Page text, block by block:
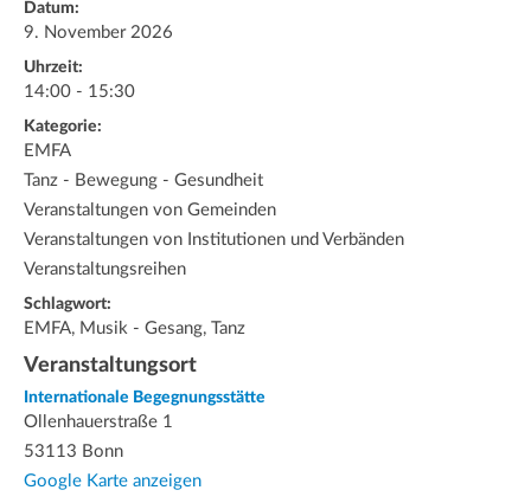
Datum:
9. November 2026
Uhrzeit:
14:00 - 15:30
Kategorie:
EMFA
Tanz - Bewegung - Gesundheit
Veranstaltungen von Gemeinden
Veranstaltungen von Institutionen und Verbänden
Veranstaltungsreihen
Schlagwort:
EMFA, Musik - Gesang, Tanz
Veranstaltungsort
Internationale Begegnungsstätte
Ollenhauerstraße 1
53113 Bonn
Google Karte anzeigen